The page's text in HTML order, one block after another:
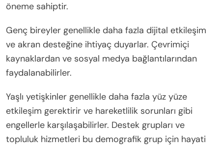
öneme sahiptir.
Genç bireyler genellikle daha fazla dijital etkileşim
ve akran desteğine ihtiyaç duyarlar. Çevrimiçi
kaynaklardan ve sosyal medya bağlantılarından
faydalanabilirler.
Yaşlı yetişkinler genellikle daha fazla yüz yüze
etkileşim gerektirir ve hareketlilik sorunları gibi
engellerle karşılaşabilirler. Destek grupları ve
topluluk hizmetleri bu demografik grup için hayati